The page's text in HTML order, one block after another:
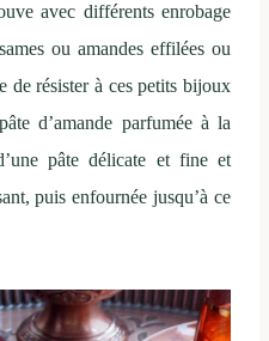
avec différents enrobage
ou amandes effilées ou
de résister à ces petits bijoux
d’amande parfumée à la
pâte délicate et fine et
puis enfournée jusqu’à ce